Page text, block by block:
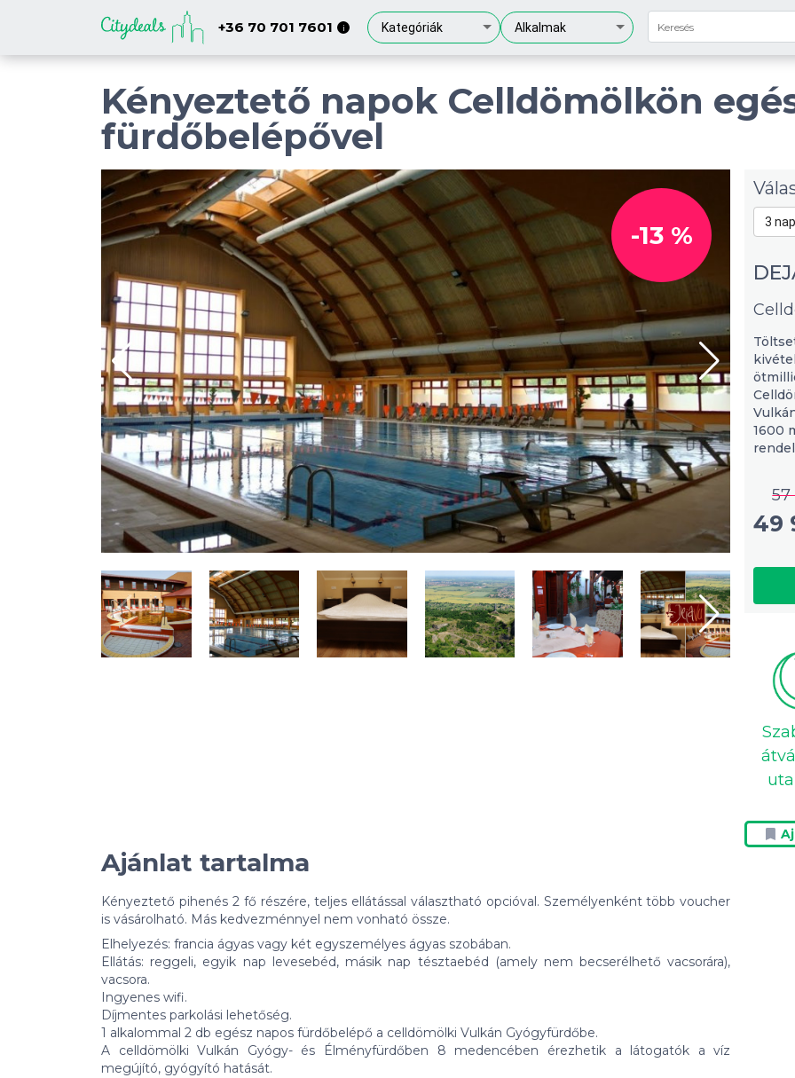
+36 70 701 7601 i Kategóriák Alkalmak
Kényeztető napok Celldömölkön
fürdőbelépővel
-13 %
1600
49
Ajánlat tartalma
Kényeztető pihenés 2 fő részére, teljes ellátással választható opcióval. Személyenként több voucher
is vásárolható. Más kedvezménnyel nem vonható össze.
Elhelyezés: francia ágyas vagy két egyszemélyes ágyas szobában.
Ellátás: reggeli, egyik nap levesebéd, másik nap tésztaebéd (amely nem becserélhető vacsorára),
vacsora.
Ingyenes wifi.
Díjmentes parkolási lehetőség.
1 alkalommal 2 db egész napos fürdőbelépő a celldömölki Vulkán Gyógyfürdőbe.
A celldömölki Vulkán Gyógy- és Élményfürdőben 8 medencében érezhetik a látogatók a víz
megújító, gyógyító hatását.